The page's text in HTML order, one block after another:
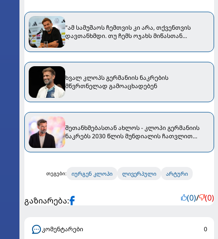
"ამ სამუშაოს ჩემთვის კი არა, თქვენთვის
დავთანხმდი. თუ ჩემს ოჯახს მიწასთან
ჩაიბარა
ხვალ კლოპს გერმანიის ნაკრების
მწვრთნელად გამოაცხადებენ
შეთანხმებასთან ახლოს - კლოპი გერმანიის
ნაკრებს 2030 წლის მუნდიალის ჩათვლით
თეგები: იურგენ კლოპი ლივერპული არტური
გაზიარება: (0)/ (0)
კომენტარები 0